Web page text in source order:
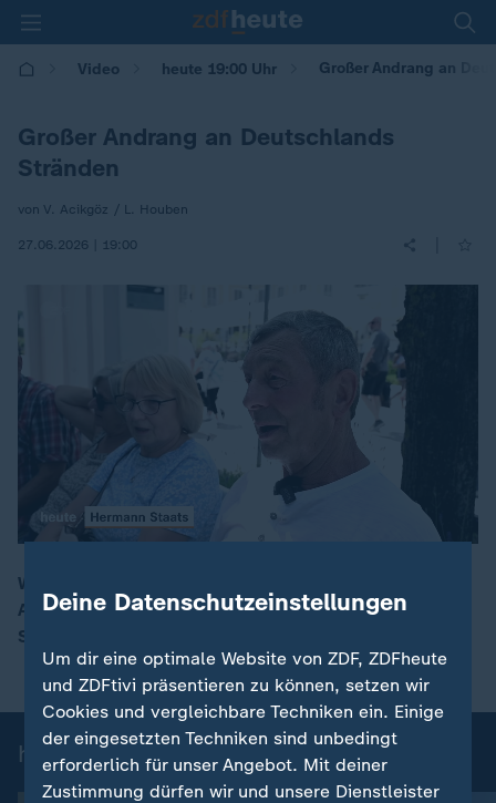
Video heute 19:00 Uhr Großer Andrang an
Großer Andrang an Deutschlands
Stränden
von V. Acikgöz / L. Houben
27.06.2026 | 19:00
Wegen der enormen Hitze suchen viele Menschen
Abkühlung im Wasser. Tausende zog es etwa zu den
Stränden an Nord- und Ostsee.
heute 19:00 Uhr: Einzelbeiträge
Deine Datenschutzeinstellungen
Um dir eine optimale Website von ZDF, ZDFheute
und ZDFtivi präsentieren zu können, setzen wir
Cookies und vergleichbare Techniken ein. Einige
der eingesetzten Techniken sind unbedingt
erforderlich für unser Angebot. Mit deiner
Zustimmung dürfen wir und unsere Dienstleister